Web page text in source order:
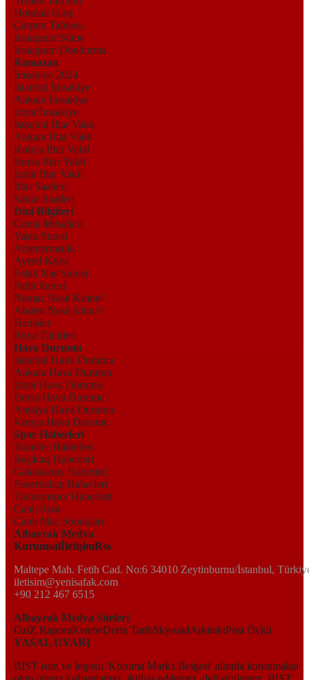
Hotmail Giriş
Çarpım Tablosu
Instagram Silme
Instagram Dondurma
Ramazan
İmsakiye 2024
İstanbul İmsakiye
Ankara İmsakiye
İzmir İmsakiye
İstanbul İftar Vakti
Ankara İftar Vakti
Konya İftar Vakti
Bursa İftar Vakti
İzmir İftar Vakti
İftar Saatleri
Sahur Saatleri
Dini Bilgileri
Cuma Mesajları
Yasin Suresi
Amenerrasulü
Ayetel Kürsi
Felak Nas Suresi
Fetih Suresi
Namaz Nasıl Kılınır?
Abdest Nasıl Alınır?
Hadisler
Rüya Tabirleri
Hava Durumu
İstanbul Hava Durumu
Ankara Hava Durumu
İzmir Hava Durumu
Bursa Hava Durumu
Antalya Hava Durumu
Konya Hava Durumu
Spor Haberleri
Transfer Haberleri
Beşiktaş Haberleri
Galatasaray Haberleri
Fenerbahçe Haberleri
Trabzonspor Haberleri
Canlı Skor
Canlı Maç Sonuçları
Albayrak Medya
KurumsalİletişimRss
Maltepe Mah. Fetih Cad. No:6 34010 Zeytinburnu/İstanbul,
iletisim@yenisafak.com
+90 212 467 6515
Albayrak Medya Siteleri
GztZ RaporuKetebeDerin TarihSkyroadArkitektPost Öykü
YASAL UYARI
BIST isim ve logosu 'Koruma Marka Belgesi' altında korunmakta